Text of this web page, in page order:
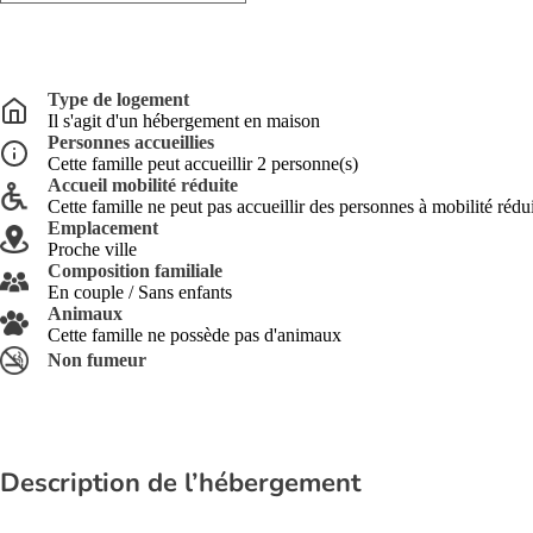
Type de logement
Il s'agit d'un hébergement en maison
Personnes accueillies
Cette famille peut accueillir 2 personne(s)
Accueil mobilité réduite
Cette famille ne peut pas accueillir des personnes à mobilité
Emplacement
Proche ville
Composition familiale
En couple / Sans enfants
Animaux
Cette famille ne possède pas d'animaux
Non fumeur
Description de l’hébergement